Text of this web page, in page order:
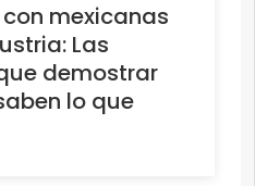
con mexicanas
Las
demostrar
lo que